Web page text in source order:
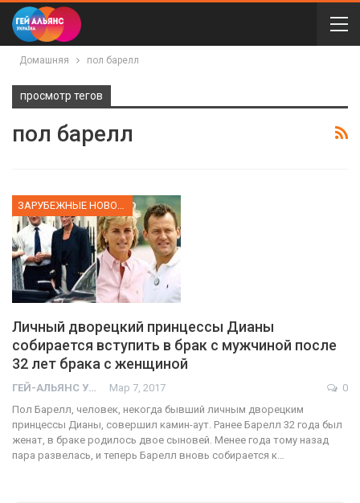
Домашняя пол барелл
просмотр тегов
пол барелл
Личный дворецкий принцессы Дианы
собирается вступить в брак с мужчиной после
32 лет брака с женщиной
ГЕЙ-АЛЬЯНС УКРАИНА Мар 7, 2017
0
Пол Барелл, человек, некогда бывший личным дворецким
принцессы Дианы, совершил камин-аут. Ранее Барелл 32 года был
женат, в браке родилось двое сыновей. Менее года тому назад
пара развелась, и теперь Барелл вновь собирается к…